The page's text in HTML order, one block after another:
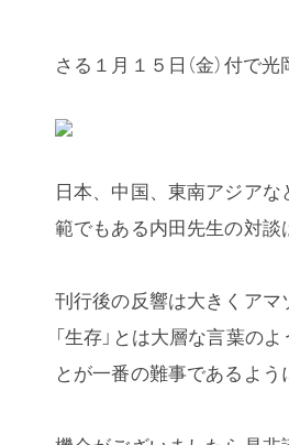
さる１月１５日（金）付で
日本、中国、東南アジア
範でもある内田先生の対談
刊行後の反響は大きく アマ
「生存」とは大層な言葉の
とが一番の難事であるよう